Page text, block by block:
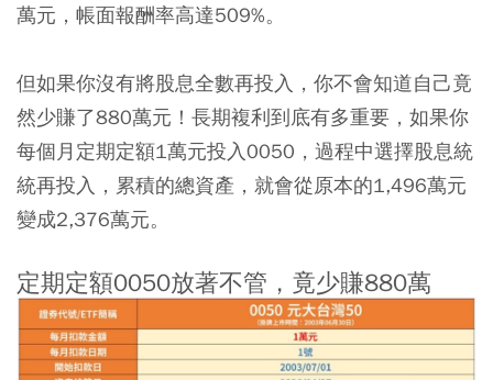
萬元，帳面報酬率高達509%。
但如果你沒有將股息全數再投入，你不會知道自己竟
然少賺了880萬元！長期複利到底有多重要，如果你
每個月定期定額1萬元投入0050，過程中選擇股息統
統再投入，累積的總資產，就會從原本的1,496萬元
變成2,376萬元。
定期定額0050放著不管，竟少賺880萬